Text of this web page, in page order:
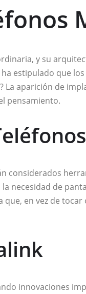
y su
estipulado que
La aparición de
pensamiento.
considerados
necesidad de
en vez de
innovaciones